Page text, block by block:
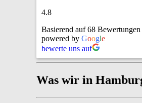
4.8
Basierend auf 68 Bewertungen
powered by Google
bewerte uns auf
Was wir in